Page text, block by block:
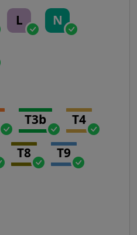
L N
T3b T4
T8 T9